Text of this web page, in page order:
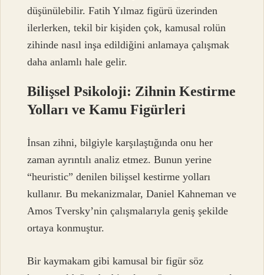
düşünülebilir. Fatih Yılmaz figürü üzerinden
ilerlerken, tekil bir kişiden çok, kamusal rolün
zihinde nasıl inşa edildiğini anlamaya çalışmak
daha anlamlı hale gelir.
Bilişsel Psikoloji: Zihnin Kestirme
Yolları ve Kamu Figürleri
İnsan zihni, bilgiyle karşılaştığında onu her
zaman ayrıntılı analiz etmez. Bunun yerine
“heuristic” denilen bilişsel kestirme yolları
kullanır. Bu mekanizmalar, Daniel Kahneman ve
Amos Tversky’nin çalışmalarıyla geniş şekilde
ortaya konmuştur.
Bir kaymakam gibi kamusal bir figür söz